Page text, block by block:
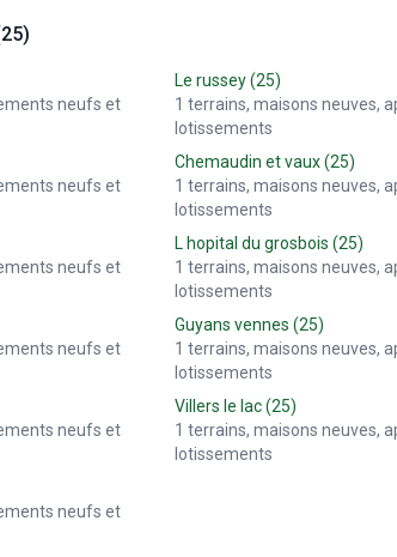
neufs et
Le russey(25)
1 terrains, maisons neuves,
lotissements
neufs et
Chemaudin et vaux(25)
1 terrains, maisons neuves,
lotissements
neufs et
L hopital du grosbois (25)
1 terrains, maisons neuves,
lotissements
neufs et
Guyans vennes (25)
1 terrains, maisons neuves,
lotissements
neufs et
Villers le lac(25)
1 terrains, maisons neuves,
lotissements
neufs et